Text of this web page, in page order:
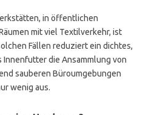
in öffentlichen
mit viel Textilverkehr, ist
Fällen reduziert ein dichtes,
die Ansammlung von
sauberen Büroumgebungen
wenig aus.